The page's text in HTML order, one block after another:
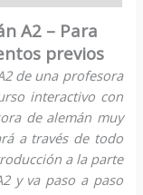
A2 – Para
previos
de una profesora
interactivo con
de alemán muy
a través de todo
a la parte
y va paso a paso